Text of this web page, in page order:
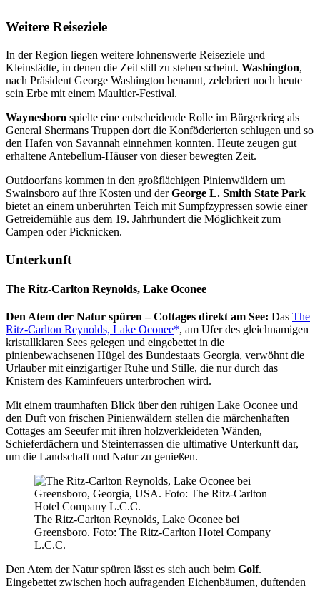
Weitere Reiseziele
In der Region liegen weitere lohnenswerte Reiseziele und
Kleinstädte, in denen die Zeit still zu stehen scheint. Washington,
nach Präsident George Washington benannt, zelebriert noch heute
sein Erbe mit einem Maultier-Festival.
Waynesboro spielte eine entscheidende Rolle im Bürgerkrieg als
General Shermans Truppen dort die Konföderierten schlugen und so
den Hafen von Savannah einnehmen konnten. Heute zeugen gut
erhaltene Antebellum-Häuser von dieser bewegten Zeit.
Outdoorfans kommen in den großflächigen Pinienwäldern um
Swainsboro auf ihre Kosten und derGeorge L. Smith State Park
bietet an einem unberührten Teich mit Sumpfzypressen sowie einer
Getreidemühle aus dem 19. Jahrhundert die Möglichkeit zum
Campen oder Picknicken.
Unterkunft
The Ritz-Carlton Reynolds, Lake Oconee
Den Atem der Natur spüren – Cottages direkt am See: Das The
Ritz-Carlton Reynolds, Lake Oconee , am Ufer des gleichnamigen
kristallklaren Sees gelegen und eingebettet in die
pinienbewachsenen Hügel des Bundestaats Georgia, verwöhnt die
Urlauber mit einzigartiger Ruhe und Stille, die nur durch das
Knistern des Kaminfeuers unterbrochen wird.
Mit einem traumhaften Blick über den ruhigen Lake Oconee und
den Duft von frischen Pinienwäldern stellen die märchenhaften
Cottages am Seeufer mit ihren holzverkleideten Wänden,
Schieferdächern und Steinterrassen die ultimative Unterkunft dar,
um die Landschaft und Natur zu genießen.
The Ritz-Carlton Reynolds, Lake Oconee bei
Greensboro. Foto: The Ritz-Carlton Hotel Company
L.C.C.
Den Atem der Natur spüren lässt es sich auch beim Golf.
Eingebettet zwischen hoch aufragenden Eichenbäumen, duftenden